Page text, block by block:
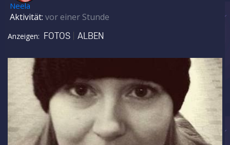
Neela
Aktivität: vor einer Stunde
Anzeigen: FOTOS ALBEN